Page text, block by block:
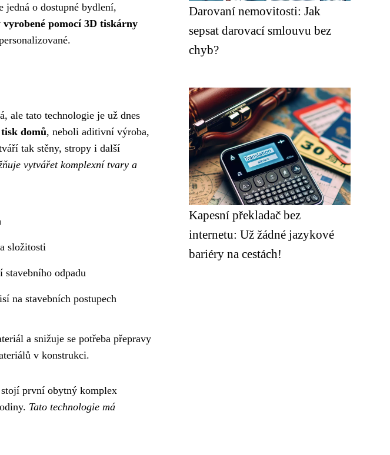
o dostupné bydlení,
vyrobené pomocí 3D tiskárny
ale tato technologie je už dnes
domů, neboli aditivní výroba,
tak stěny, stropy i další
vytvářet komplexní tvary a
složitosti
stavebního odpadu
na stavebních postupech
a snižuje se potřeba přepravy
v konstrukci.
první obytný komplex
Tato technologie má
Darovaní nemovitosti: Jak
sepsat darovací smlouvu bez
chyb?
Kapesní překladač bez
internetu: Už žádné jazykové
bariéry na cestách!